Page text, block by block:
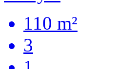
110 m²
3